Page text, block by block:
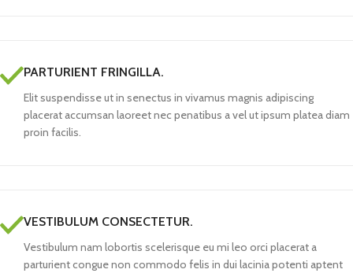
PARTURIENT FRINGILLA.
Elit suspendisse ut in senectus in vivamus magnis adipiscing
placerat accumsan laoreet nec penatibus a vel ut ipsum platea diam
proin facilis.
VESTIBULUM CONSECTETUR.
Vestibulum nam lobortis scelerisque eu mi leo orci placerat a
parturient congue non commodo felis in dui lacinia potenti aptent